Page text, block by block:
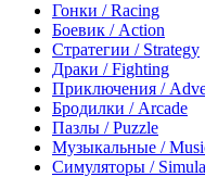
Гонки / Racing
Боевик / Action
Стратегии / Strategy
Драки / Fighting
Приключения /
Бродилки / Arcade
Пазлы / Puzzle
Музыкальные /
Симуляторы /